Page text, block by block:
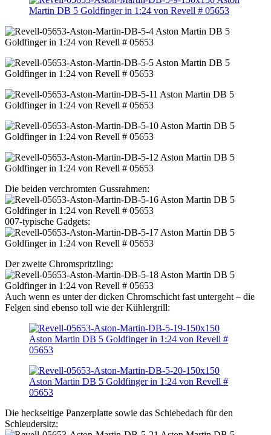
Die beiden verchromten Gussrahmen:
007-typische Gadgets:
Der zweite Chromspritzling:
Auch wenn es unter der dicken Chromschicht fast untergeht – die
Felgen sind ebenso toll wie der Kühlergrill:
Die heckseitige Panzerplatte sowie das Schiebedach für den
Schleudersitz: